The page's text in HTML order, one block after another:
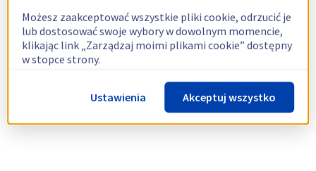
Możesz zaakceptować wszystkie pliki cookie, odrzucić je
lub dostosować swoje wybory w dowolnym momencie,
klikając link „Zarządzaj moimi plikami cookie” dostępny
w stopce strony.
Więcej informacji znajdziesz w naszejpolityce
dotyczącej wykorzystywania plików cookie.
Ustawienia Akceptuj wszystko